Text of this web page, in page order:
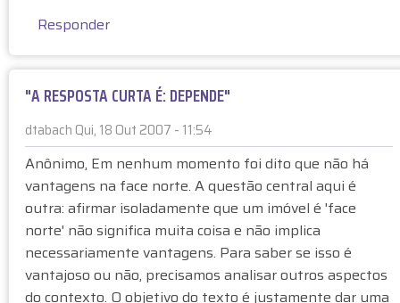
Responder
"A RESPOSTA CURTA É: DEPENDE"
dtabach Qui, 18 Out 2007 - 11:54
E
m
r
e
s
p
o
s
Anônimo, Em nenhum momento foi dito que não há
vantagens na face norte. A questão central aqui é
outra: afirmar isoladamente que um imóvel é 'face
norte' não significa muita coisa e não implica
necessariamente vantagens. Para saber se isso é
vantajoso ou não, precisamos analisar outros aspectos
do contexto. O objetivo do texto é justamente dar uma